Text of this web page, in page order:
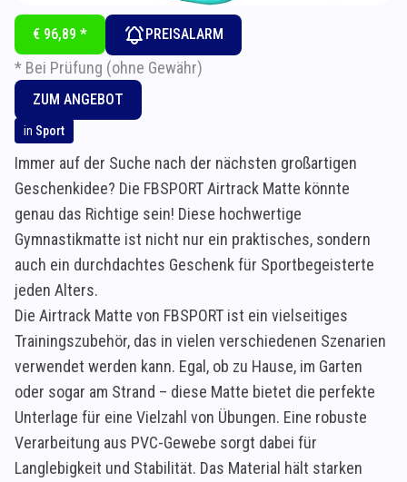
€ 96,89 * PREISALARM
* Bei Prüfung (ohne Gewähr)
ZUM ANGEBOT
in Sport
Immer auf der Suche nach der nächsten großartigen
Geschenkidee? Die FBSPORT Airtrack Matte könnte
genau das Richtige sein! Diese hochwertige
Gymnastikmatte ist nicht nur ein praktisches, sondern
auch ein durchdachtes Geschenk für Sportbegeisterte
jeden Alters.
Die Airtrack Matte von FBSPORT ist ein vielseitiges
Trainingszubehör, das in vielen verschiedenen Szenarien
verwendet werden kann. Egal, ob zu Hause, im Garten
oder sogar am Strand – diese Matte bietet die perfekte
Unterlage für eine Vielzahl von Übungen. Eine robuste
Verarbeitung aus PVC-Gewebe sorgt dabei für
Langlebigkeit und Stabilität. Das Material hält starken